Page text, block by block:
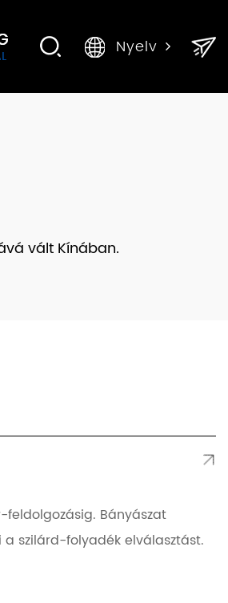
Nyelv
vált Kínában.
Bányászat
szilárd-folyadék elválasztást.